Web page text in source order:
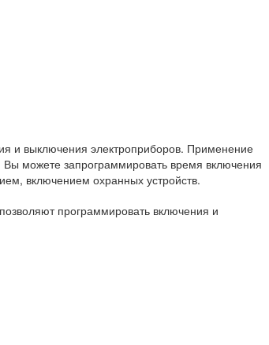
и выключения электроприборов. Применение
Вы можете запрограммировать время включения
включением охранных устройств.
программировать включения и